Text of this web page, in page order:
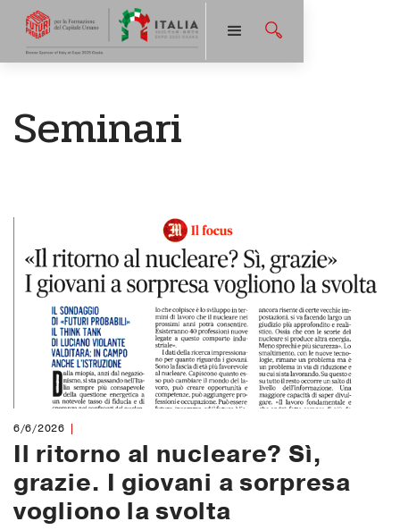
Seminari
6/6/2026
Il ritorno al nucleare? Sì,
grazie. I giovani a sorpresa
vogliono la svolta